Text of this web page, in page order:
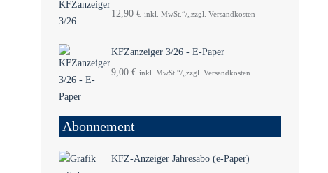
12,90 € inkl. MwSt.“/„zzgl. Versandkosten
KFZanzeiger 3/26 - E-Paper
9,00 € inkl. MwSt.“/„zzgl. Versandkosten
Abonnement
KFZ-Anzeiger Jahresabo (e-Paper)